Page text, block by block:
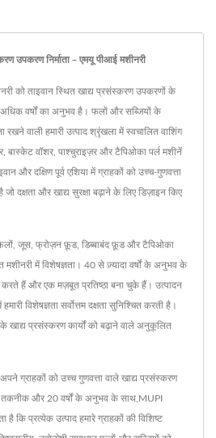
उपकरण निर्माता – एमयू पीआई मशीनरी
को ताइवान स्थित खाद्य प्रसंस्करण उपकरणों के
वर्षों का अनुभव है। फलों और सब्जियों के
रखने वाली हमारी उत्पाद श्रृंखला में स्वचालित वाशिंग
वॉशर, पाश्चुराइज़र और टैपिओका पर्ल मशीनें
और दक्षिण पूर्व एशिया में ग्राहकों को उच्च-गुणवत्ता
दक्षता और खाद्य सुरक्षा बढ़ाने के लिए डिज़ाइन किए
जूस, फ्रोज़न फ़ूड, डिब्बाबंद फ़ूड और टैपिओका
मशीनरी में विशेषज्ञता। 40 से ज़्यादा वर्षों के अनुभव के
करते हैं और एक मज़बूत प्रतिष्ठा बना चुके हैं। उत्पादन
विशेषज्ञता सर्वोत्तम दक्षता सुनिश्चित करती है।
प्रसंस्करण कार्यों को बढ़ाने वाले अनुकूलित
ग्राहकों को उच्च गुणवत्ता वाले खाद्य प्रसंस्करण
तकनीक और 20 वर्षों के अनुभव के साथ,MUPI
कि प्रत्येक उत्पाद हमारे ग्राहकों की विशिष्ट